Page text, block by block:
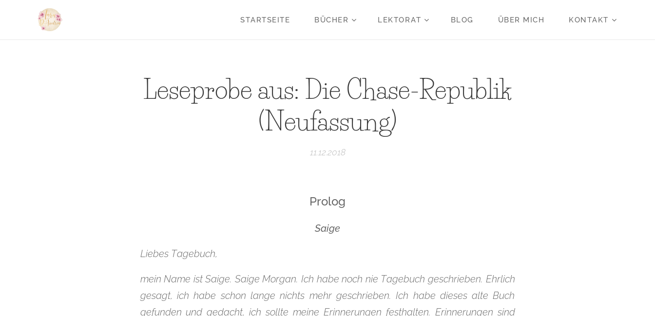
STARTSEITE BÜCHER LEKTORAT BLOG ÜBER MICH KONTAKT
Leseprobe aus: Die Chase-Republik
(Neufassung)
11.12.2018
Prolog
Saige
Liebes Tagebuch,
mein Name ist Saige. Saige Morgan. Ich habe noch nie Tagebuch geschrieben. Ehrlich
gesagt, ich habe schon lange nichts mehr geschrieben. Ich habe dieses alte Buch
gefunden und gedacht, ich sollte meine Erinnerungen festhalten. Erinnerungen sind